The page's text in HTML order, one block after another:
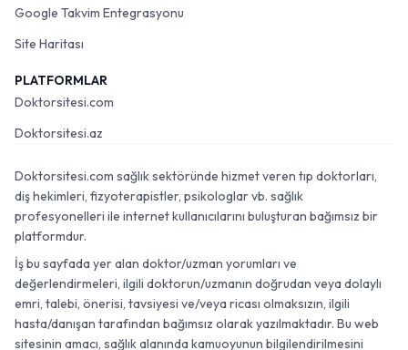
Google Takvim Entegrasyonu
Site Haritası
PLATFORMLAR
Doktorsitesi.com
Doktorsitesi.az
Doktorsitesi.com sağlık sektöründe hizmet veren tıp doktorları,
diş hekimleri, fizyoterapistler, psikologlar vb. sağlık
profesyonelleri ile internet kullanıcılarını buluşturan bağımsız bir
platformdur.
İş bu sayfada yer alan doktor/uzman yorumları ve
değerlendirmeleri, ilgili doktorun/uzmanın doğrudan veya dolaylı
emri, talebi, önerisi, tavsiyesi ve/veya ricası olmaksızın, ilgili
hasta/danışan tarafından bağımsız olarak yazılmaktadır. Bu web
sitesinin amacı, sağlık alanında kamuoyunun bilgilendirilmesini